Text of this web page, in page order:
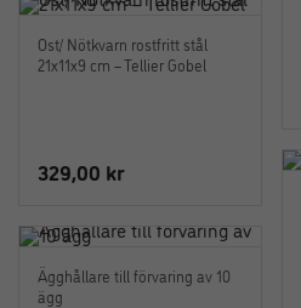
Ost/ Nötkvarn rostfritt stål
21x11x9 cm – Tellier Gobel
329,00 kr
Ägghållare till förvaring av 10
ägg